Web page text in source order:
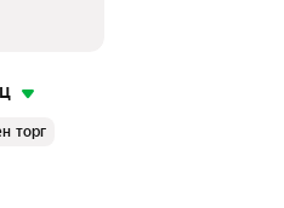
торг